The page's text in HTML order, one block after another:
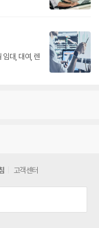
임대, 대여, 렌
고객센터